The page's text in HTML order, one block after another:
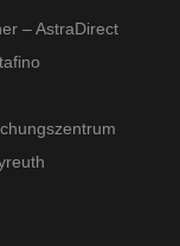
– AstraDirect